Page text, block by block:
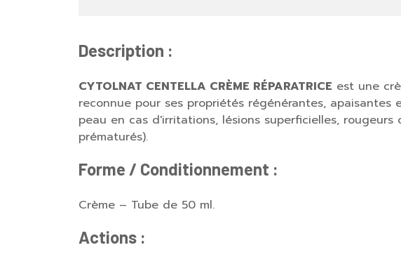
Description :
CYTOLNAT CENTELLA CRÈME RÉPARATRICE est une
reconnue pour ses propriétés régénérantes,
peau en cas d'irritations, lésions superficielles,
prématurés).
Forme / Conditionnement :
Crème – Tube de 50 ml.
Actions :